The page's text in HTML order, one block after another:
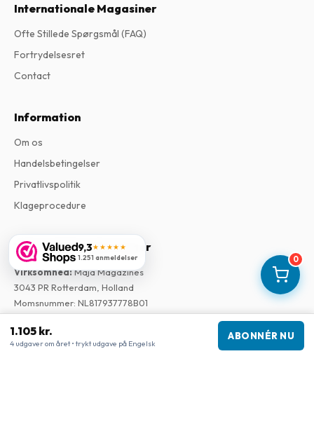
0
1.105 kr.
4 udgaver om året • trykt udgave på Engelsk
ABONNÉR NU
9,3★★★★★
1.251 anmeldelser
Internationale Magasiner
Ofte Stillede Spørgsmål (FAQ)
Fortrydelsesret
Contact
Information
Om os
Handelsbetingelser
Privatlivspolitik
Klageprocedure
Virksomhedsoplysninger
Virksomhed:Maja Magazines
3043 PR Rotterdam, Holland
Momsnummer: NL817937778B01
Handelskammer:27300515